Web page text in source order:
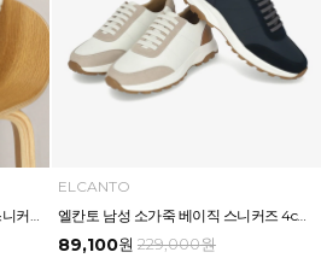
마쯔 by 엘칸토 남성 데일리 콤비 스니커즈 3.5cm LCMS01M539
ELCANTO
엘칸토 남성 소가죽 베이직 스니커즈 4cm LCMS54U513
89,100원 229,000원